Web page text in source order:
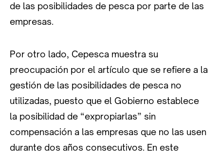
de las posibilidades de pesca por parte de las
empresas.
Por otro lado, Cepesca muestra su
preocupación por el artículo que se refiere a la
gestión de las posibilidades de pesca no
utilizadas, puesto que el Gobierno establece
la posibilidad de “expropiarlas” sin
compensación a las empresas que no las usen
durante dos años consecutivos. En este